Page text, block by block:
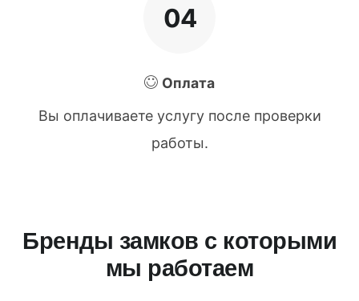
04
Оплата
Вы оплачиваете услугу после проверки
работы.
Бренды замков с которыми
мы работаем